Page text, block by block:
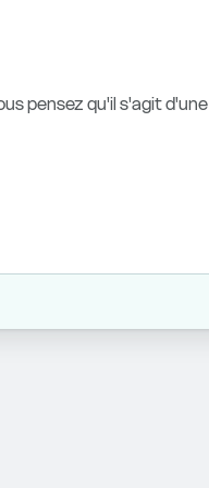
pensez qu'il s'agit d'une